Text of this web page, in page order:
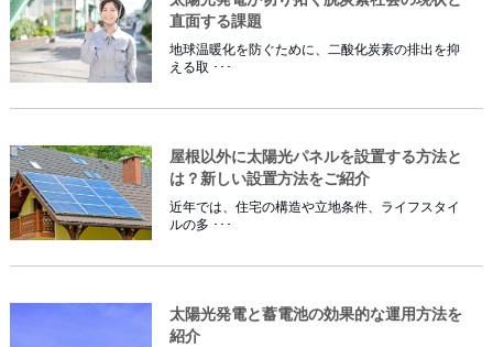
直面する課題
地球温暖化を防ぐために、二酸化炭素の排出を抑
える取 ･･･
屋根以外に太陽光パネルを設置する方法と
は？新しい設置方法をご紹介
近年では、住宅の構造や立地条件、ライフスタイ
ルの多 ･･･
太陽光発電と蓄電池の効果的な運用方法を
紹介